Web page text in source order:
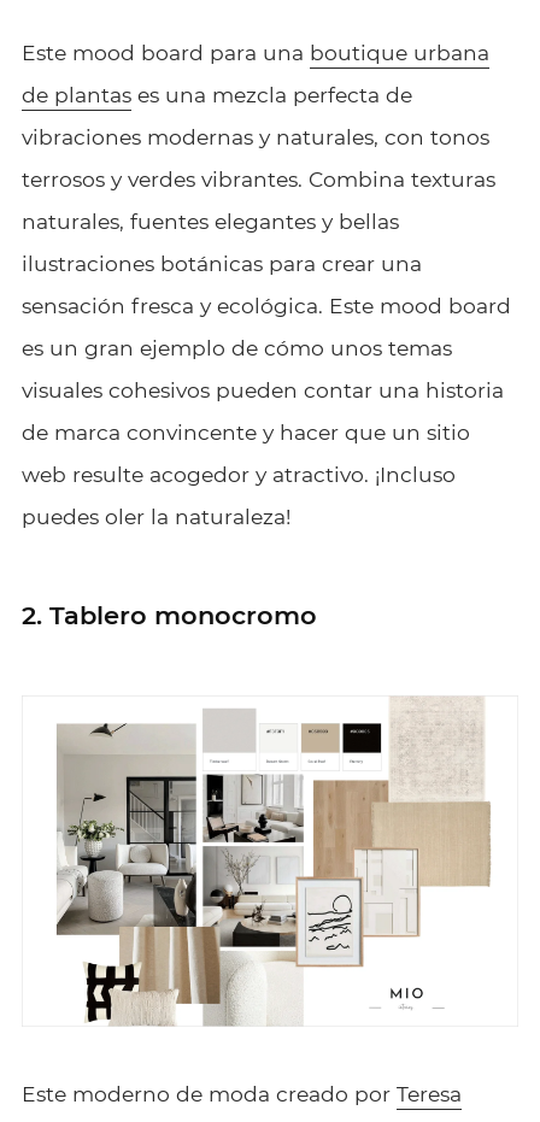
Este mood board para una boutique urbana
de plantases una mezcla perfecta de
vibraciones modernas y naturales, con tonos
terrosos y verdes vibrantes. Combina texturas
naturales, fuentes elegantes y bellas
ilustraciones botánicas para crear una
sensación fresca y ecológica. Este mood board
es un gran ejemplo de cómo unos temas
visuales cohesivos pueden contar una historia
de marca convincente y hacer que un sitio
web resulte acogedor y atractivo. ¡Incluso
puedes oler la naturaleza!
2. Tablero monocromo
Este moderno de moda creado por Teresa